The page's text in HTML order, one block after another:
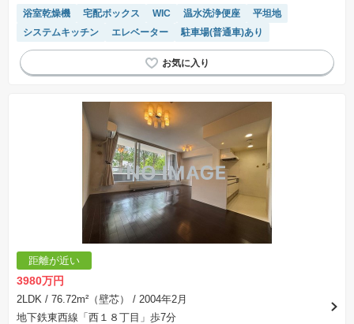
浴室乾燥機 宅配ボックス WIC 温水洗浄便座
平坦地
システムキッチン
エレベーター 駐車場(普通車)あり
距離が近い
3980万円
2LDK / 76.72m²（壁芯）
/ 2004年2月
地下鉄東西線「西１８丁目」歩7分